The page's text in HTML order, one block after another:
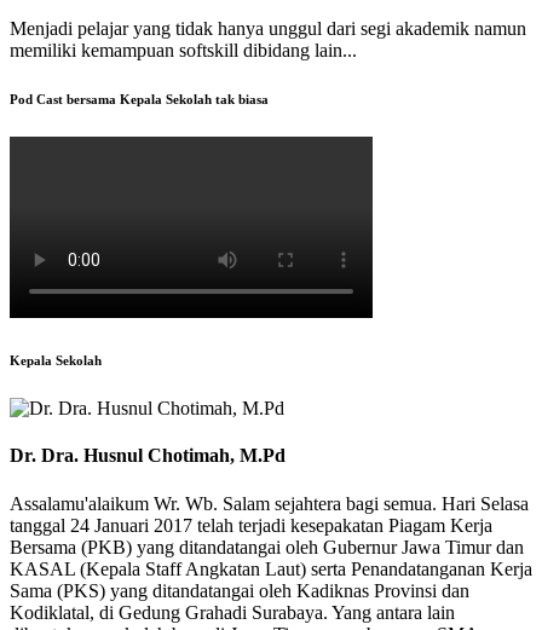
Menjadi pelajar yang tidak hanya unggul dari segi akademik namun
memiliki kemampuan softskill dibidang lain...
Pod Cast bersama Kepala Sekolah tak biasa
Kepala Sekolah
Dr. Dra. Husnul Chotimah, M.Pd
Assalamu'alaikum Wr. Wb. Salam sejahtera bagi semua. Hari Selasa
tanggal 24 Januari 2017 telah terjadi kesepakatan Piagam Kerja
Bersama (PKB) yang ditandatangai oleh Gubernur Jawa Timur dan
KASAL (Kepala Staff Angkatan Laut) serta Penandatanganan Kerja
Sama (PKS) yang ditandatangai oleh Kadiknas Provinsi dan
Kodiklatal, di Gedung Grahadi Surabaya. Yang antara lain